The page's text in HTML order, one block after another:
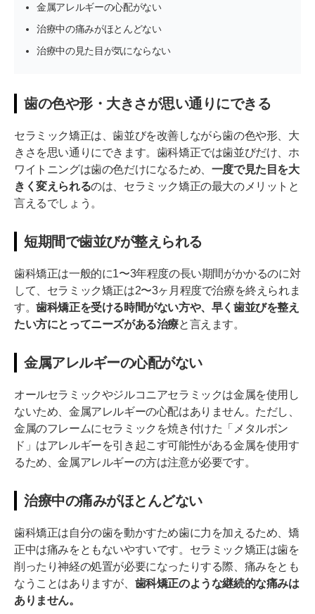
金属アレルギーの心配がない
治療中の痛みがほとんどない
治療中の見た目が気にならない
歯の色や形・大きさが思い通りにできる
セラミック矯正は、歯並びを改善しながら歯の色や形、大
きさを思い通りにできます。歯科矯正では歯並びだけ、ホ
ワイトニングは歯の色だけになるため、 一度で見た目を大
きく変えられるのは、セラミック矯正の最大のメリットと
言えるでしょう。
短期間で歯並びが整えられる
歯科矯正は一般的に1〜3年程度の長い期間がかかるのに対
して、セラミック矯正は2〜3ヶ月程度で治療を終えられま
す。歯科矯正を受ける時間がない方や、早く歯並びを整え
たい方にとってニーズがある治療と言えます。
金属アレルギーの心配がない
オールセラミックやジルコニアセラミックは金属を使用し
ないため、金属アレルギーの心配はありません。ただし、
金属のフレームにセラミックを焼き付けた「メタルボン
ド」はアレルギーを引き起こす可能性がある金属を使用す
るため、金属アレルギーの方は注意が必要です。
治療中の痛みがほとんどない
歯科矯正は自分の歯を動かすため歯に力を加えるため、矯
正中は痛みをともないやすいです。セラミック矯正は歯を
削ったり神経の処置が必要になったりする際、痛みをとも
なうことはありますが、 歯科矯正のような継続的な痛みは
ありません。